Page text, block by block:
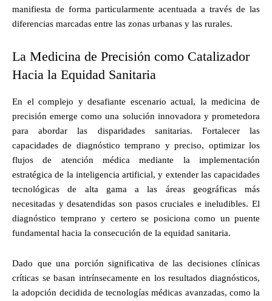
manifiesta de forma particularmente acentuada a través de las
diferencias marcadas entre las zonas urbanas y las rurales.
La Medicina de Precisión como Catalizador
Hacia la Equidad Sanitaria
En el complejo y desafiante escenario actual, la medicina de
precisión emerge como una solución innovadora y prometedora
para abordar las disparidades sanitarias. Fortalecer las
capacidades de diagnóstico temprano y preciso, optimizar los
flujos de atención médica mediante la implementación
estratégica de la inteligencia artificial, y extender las capacidades
tecnológicas de alta gama a las áreas geográficas más
necesitadas y desatendidas son pasos cruciales e ineludibles. El
diagnóstico temprano y certero se posiciona como un puente
fundamental hacia la consecución de la equidad sanitaria.
Dado que una porción significativa de las decisiones clínicas
críticas se basan intrínsecamente en los resultados diagnósticos,
la adopción decidida de tecnologías médicas avanzadas, como la